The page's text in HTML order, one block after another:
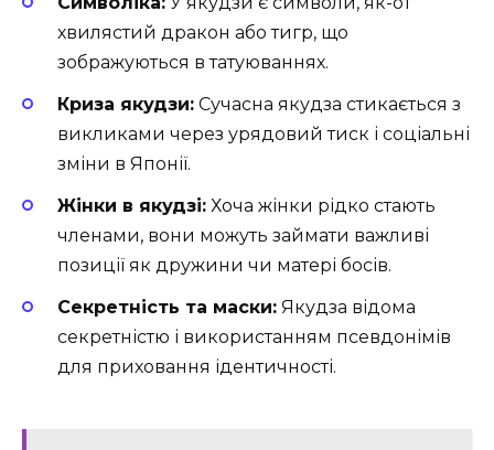
хвилястий дракон або тигр, що
зображуються в татуюваннях.
Криза якудзи: Сучасна якудза стикається з
викликами через урядовий тиск і соціальні
зміни в Японії.
Жінки в якудзі: Хоча жінки рідко стають
членами, вони можуть займати важливі
позиції як дружини чи матері босів.
Секретність та маски: Якудза відома
секретністю і використанням псевдонімів
для приховання ідентичності.